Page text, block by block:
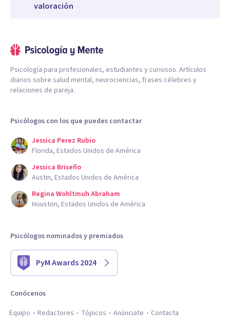
valoración
Psicología para profesionales, estudiantes y curiosos. Artículos
diarios sobre salud mental, neurociencias, frases célebres y
relaciones de pareja.
Psicólogos con los que puedes contactar
Jessica Perez Rubio
Florida, Estados Unidos de América
Jessica Briseño
Austin, Estados Unidos de América
Regina Wohltmuh Abraham
Houston, Estados Unidos de América
Psicólogos nominados y premiados
PyM Awards 2024
Conócenos
Equipo
Redactores Tópicos Anúnciate Contacta